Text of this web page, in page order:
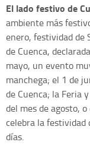
El lado festivo de
ambiente más
enero, festividad de
de Cuenca,
mayo, un evento
manchega; el 1 de
de Cuenca; la Feria
del mes de agosto,
celebra la festividad
días.